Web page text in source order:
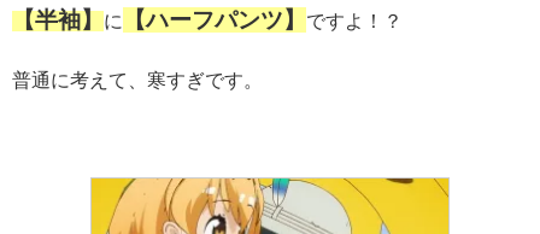
【半袖】 に 【ハーフパンツ】 ですよ！？
普通に考えて、寒すぎです。